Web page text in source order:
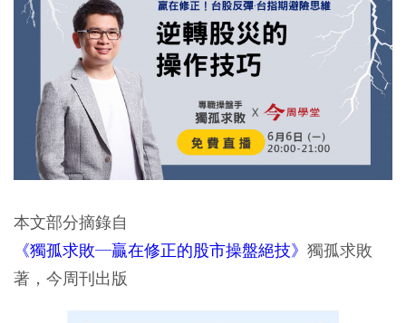
本文部分摘錄自
《獨孤求敗─贏在修正的股市操盤絕技》 獨孤求敗
著，今周刊出版